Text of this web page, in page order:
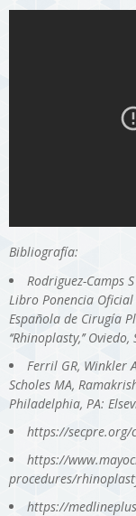
Bibliografía:
Rodriguez-Camps
Libro Ponencia Oficial
Española de Cirugía
‘‘Rhinoplasty,’’
Ferril GR, Winkler
Scholes MA,
Philadelphia, PA:
https://secpre.org/
https://
procedures/
https://